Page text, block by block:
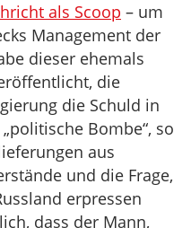
als Scoop – um
Management der
dieser ehemals
die
die Schuld in
Bombe“, so
aus
und die Frage,
erpressen
dass der Mann,